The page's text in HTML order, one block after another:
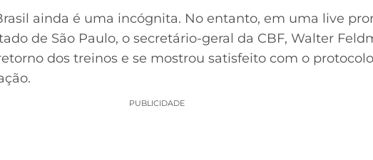
ainda é uma incógnita. No entanto, em uma live
de São Paulo, o secretário-geral da CBF, Walter
dos treinos e se mostrou satisfeito com o
PUBLICIDADE